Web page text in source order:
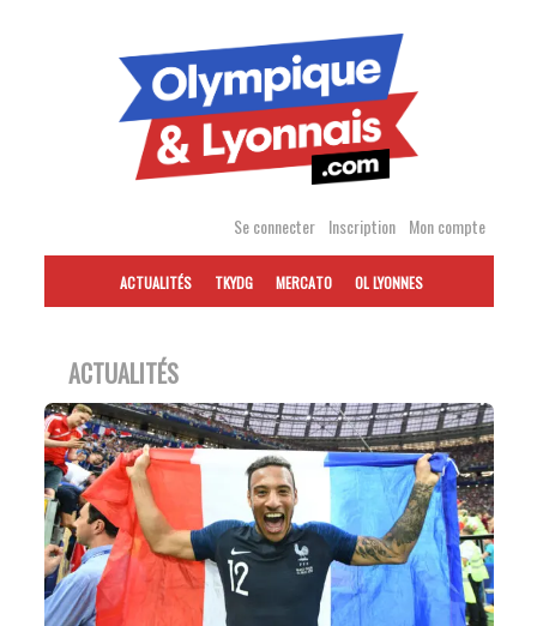
Se connecter Inscription Mon compte
ACTUALITÉS TKYDG MERCATO OL LYONNES
ACTUALITÉS